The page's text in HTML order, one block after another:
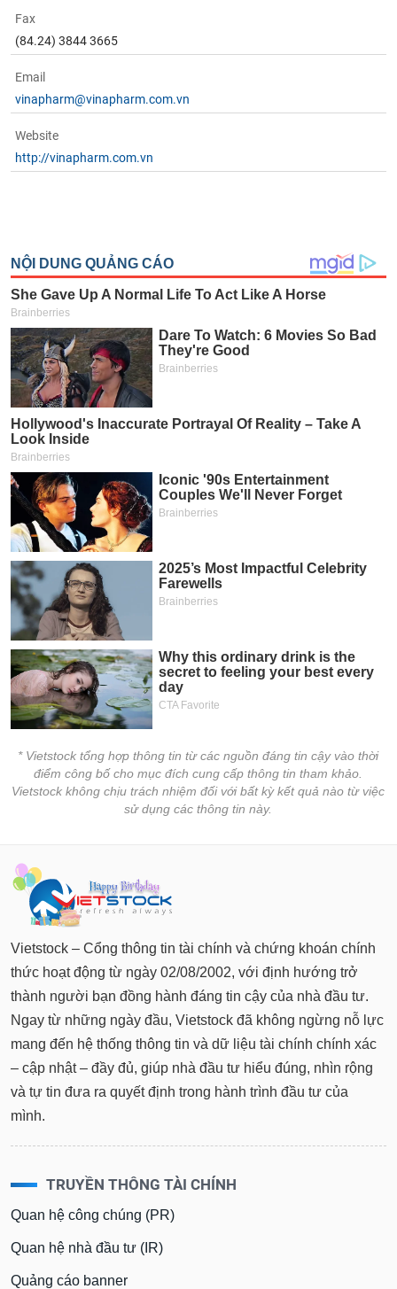
Fax
(84.24) 3844 3665
Email
vinapharm@vinapharm.com.vn
Website
http://vinapharm.com.vn
* Vietstock tổng hợp thông tin từ các nguồn đáng tin cậy vào thời
điểm công bố cho mục đích cung cấp thông tin tham khảo.
Vietstock không chịu trách nhiệm đối với bất kỳ kết quả nào từ việc
sử dụng các thông tin này.
Vietstock – Cổng thông tin tài chính và chứng khoán chính
thức hoạt động từ ngày 02/08/2002, với định hướng trở
thành người bạn đồng hành đáng tin cậy của nhà đầu tư.
Ngay từ những ngày đầu, Vietstock đã không ngừng nỗ lực
mang đến hệ thống thông tin và dữ liệu tài chính chính xác
– cập nhật – đầy đủ, giúp nhà đầu tư hiểu đúng, nhìn rộng
và tự tin đưa ra quyết định trong hành trình đầu tư của
mình.
TRUYỀN THÔNG TÀI CHÍNH
Quan hệ công chúng (PR)
Quan hệ nhà đầu tư (IR)
Quảng cáo banner